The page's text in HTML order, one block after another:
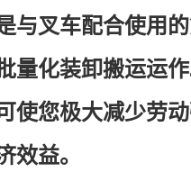
与叉车配合使用
量化装卸搬运运
使您极大减少劳
效益。